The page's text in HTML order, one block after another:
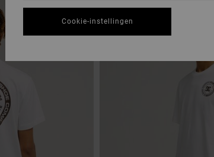
Cookie-instellingen